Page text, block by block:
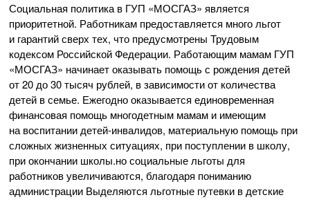
Социальная политика в ГУП «МОСГАЗ» является
приоритетной. Работникам предоставляется много льгот
и гарантий сверх тех, что предусмотрены Трудовым
кодексом Российской Федерации. Работающим мамам ГУП
«МОСГАЗ» начинает оказывать помощь с рождения детей
от 20 до 30 тысяч рублей, в зависимости от количества
детей в семье. Ежегодно оказывается единовременная
финансовая помощь многодетным мамам и имеющим
на воспитании детей-инвалидов, материальную помощь при
сложных жизненных ситуациях, при поступлении в школу,
при окончании школы.но социальные льготы для
работников увеличиваются, благодаря пониманию
администрации Выделяются льготные путевки в детские